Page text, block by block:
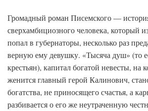
Громадный роман Писемского —
сверхамбициозного человека, который
попал в губернаторы, несколько раз
верную ему девушку. «Тысяча душ» (то
крестьян), капитал богатой невесты, на
женится главный герой Калинович,
богатства, не приносящего счастья, а
разбивается о его же неутраченную